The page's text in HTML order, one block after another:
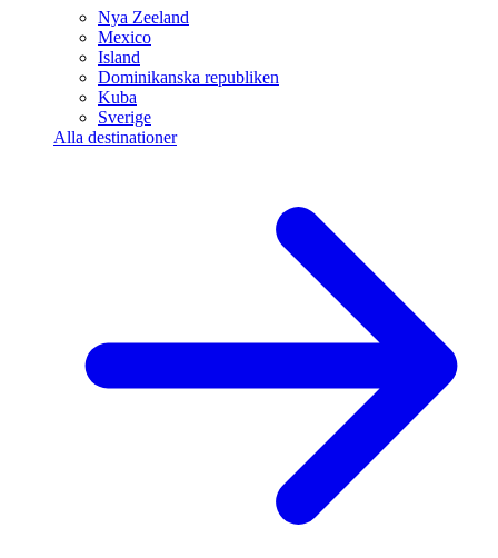
Nya Zeeland
Mexico
Island
Dominikanska republiken
Kuba
Sverige
Alla destinationer